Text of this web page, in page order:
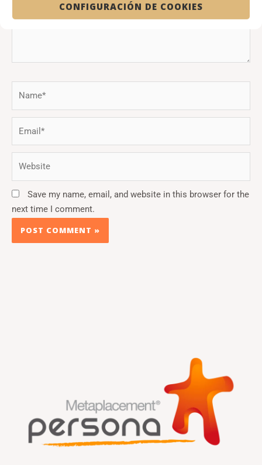
CONFIGURACIÓN DE COOKIES
Save my name, email, and website in this browser for the
next time I comment.